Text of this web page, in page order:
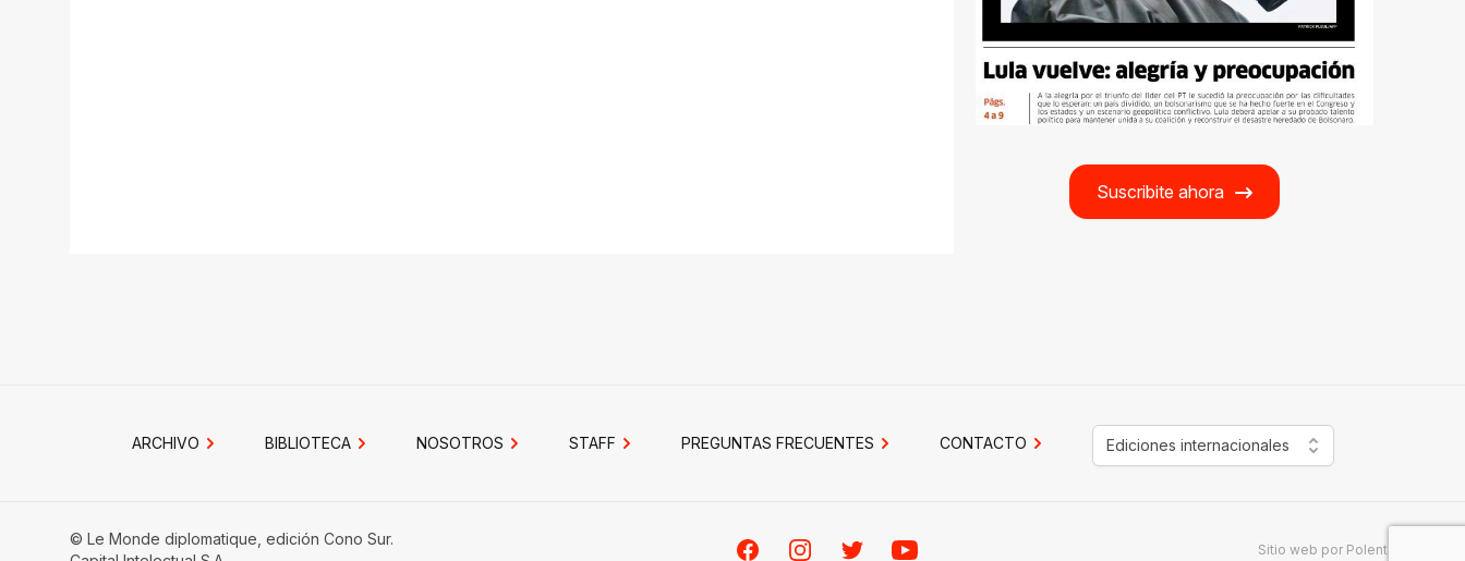
Suscribite ahora
ARCHIVO BIBLIOTECA NOSOTROS STAFF PREGUNTAS FRECUENTES CONTACTO Ediciones internacionales
© Le Monde diplomatique, edición Cono Sur.
FacebookInstagramTwitterYoutube Sitio web por Polenta